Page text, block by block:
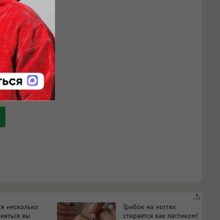
несколько
вы
i
Грибок на ногтях
стирается как ластиком!